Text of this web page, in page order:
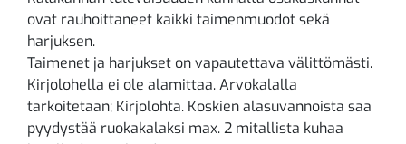
ovat rauhoittaneet kaikki taimenmuodot sekä
harjuksen.
Taimenet ja harjukset on vapautettava välittömästi.
Kirjolohella ei ole alamittaa. Arvokalalla
tarkoitetaan; Kirjolohta. Koskien alasuvannoista saa
pyydystää ruokakalaksi max. 2 mitallista kuhaa